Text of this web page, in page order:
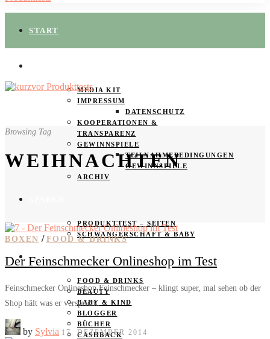
START
MEDIA KIT
IMPRESSUM
DATENSCHUTZ
KOOPERATIONEN &
TRANSPARENZ
GEWINNSPIELE
TEILNAHMEBEDINGUNGEN
GEWINNSPIELE
ARCHIV
PRODUKTTEST – SEITEN
SCHWANGERSCHAFT & BABY
PRODUKTTESTER GESUCHT
FOOD & DRINKS
BEAUTY
BABY & KIND
BLOGGER
BÜCHER
CASHBACK
Browsing Tag
WEIHNACHTEN
BOXEN / FOOD & DRINKS
Der Feinschmecker Onlineshop im Test
Feinschmecker Onlineshop Feinschmecker – klingt super, mal sehen ob der
Shop hält was er verspricht.
by Sylvia 17. DEZEMBER 2014